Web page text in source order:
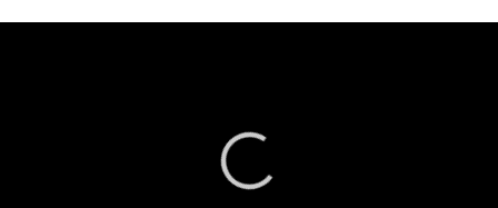
partis de l’opposition en octobre 2024.